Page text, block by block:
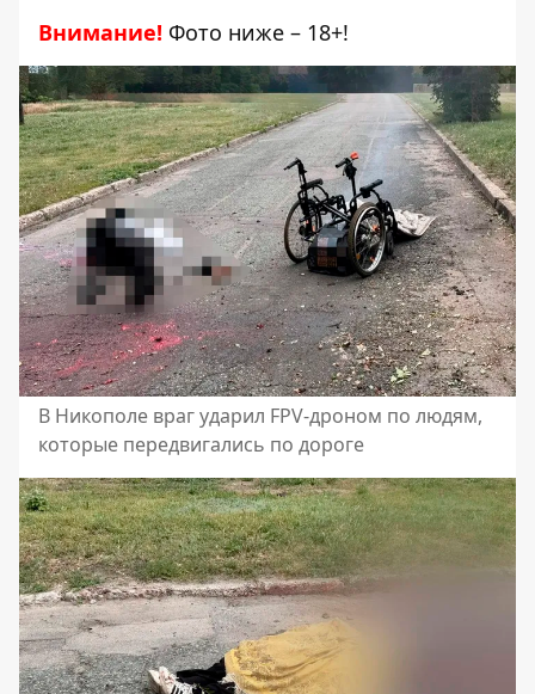
Внимание! Фото ниже – 18+!
В Никополе враг ударил FPV-дроном по людям,
которые передвигались по дороге